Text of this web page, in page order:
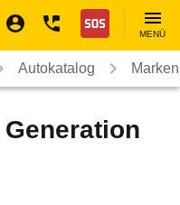
Nothilfe
MENÜ
Autokatalog